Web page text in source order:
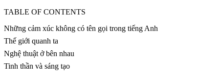
TABLE OF CONTENTS
Những cảm xúc không có tên gọi trong tiếng Anh
Thế giới quanh ta
Nghệ thuật ở bên nhau
Tinh thần và sáng tạo